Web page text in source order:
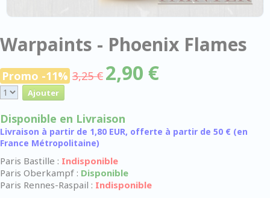
Warpaints - Phoenix Flames
Promo -11% 3,25 € 2,90 €
Disponible en Livraison
Livraison à partir de 1,80 EUR, offerte à partir de 50 € (en
France Métropolitaine)
Paris Bastille : Indisponible
Paris Oberkampf : Disponible
Paris Rennes-Raspail : Indisponible